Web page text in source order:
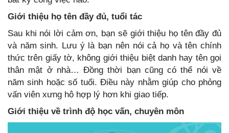
Giới thiệu họ tên đầy đủ, tuổi tác
Sau khi nói lời cảm ơn, bạn sẽ giới thiệu họ tên đầy đủ
và năm sinh. Lưu ý là bạn nên nói cả họ và tên chính
thức trên giấy tờ, không giới thiệu biệt danh hay tên gọi
thân mật ở nhà… Đồng thời bạn cũng có thể nói về
năm sinh hoặc số tuổi. Điều này nhằm giúp cho phỏng
vấn viên xưng hô hợp lý hơn khi giao tiếp.
Giới thiệu về trình độ học vấn, chuyên môn